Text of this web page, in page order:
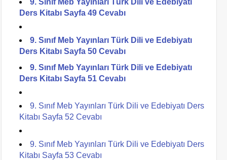
9. Sınıf Meb Yayınları Türk Dili ve Edebiyatı
Ders Kitabı Sayfa 49 Cevabı
9. Sınıf Meb Yayınları Türk Dili ve Edebiyatı
Ders Kitabı Sayfa 50 Cevabı
9. Sınıf Meb Yayınları Türk Dili ve Edebiyatı
Ders Kitabı Sayfa 51 Cevabı
9. Sınıf Meb Yayınları Türk Dili ve Edebiyatı Ders
Kitabı Sayfa 52 Cevabı
9. Sınıf Meb Yayınları Türk Dili ve Edebiyatı Ders
Kitabı Sayfa 53 Cevabı